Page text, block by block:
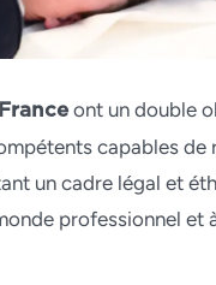
ont un double
capables de
un cadre légal et
professionnel et